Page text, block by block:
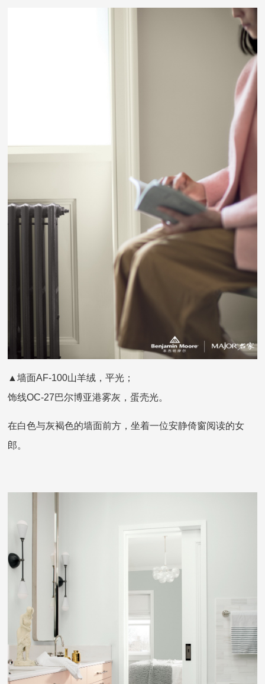
▲墙面AF-100山羊绒，平光；
饰线OC-27巴尔博亚港雾灰，蛋壳光。
在白色与灰褐色的墙面前方，坐着一位安静倚窗阅读的女
郎。